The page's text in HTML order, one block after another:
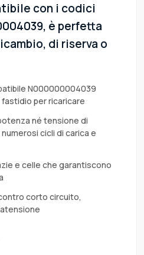
con i codici
è perfetta
di riserva o
N000000004039
per ricaricare
né tensione di
cicli di carica e
e celle che garantiscono
corto circuito,